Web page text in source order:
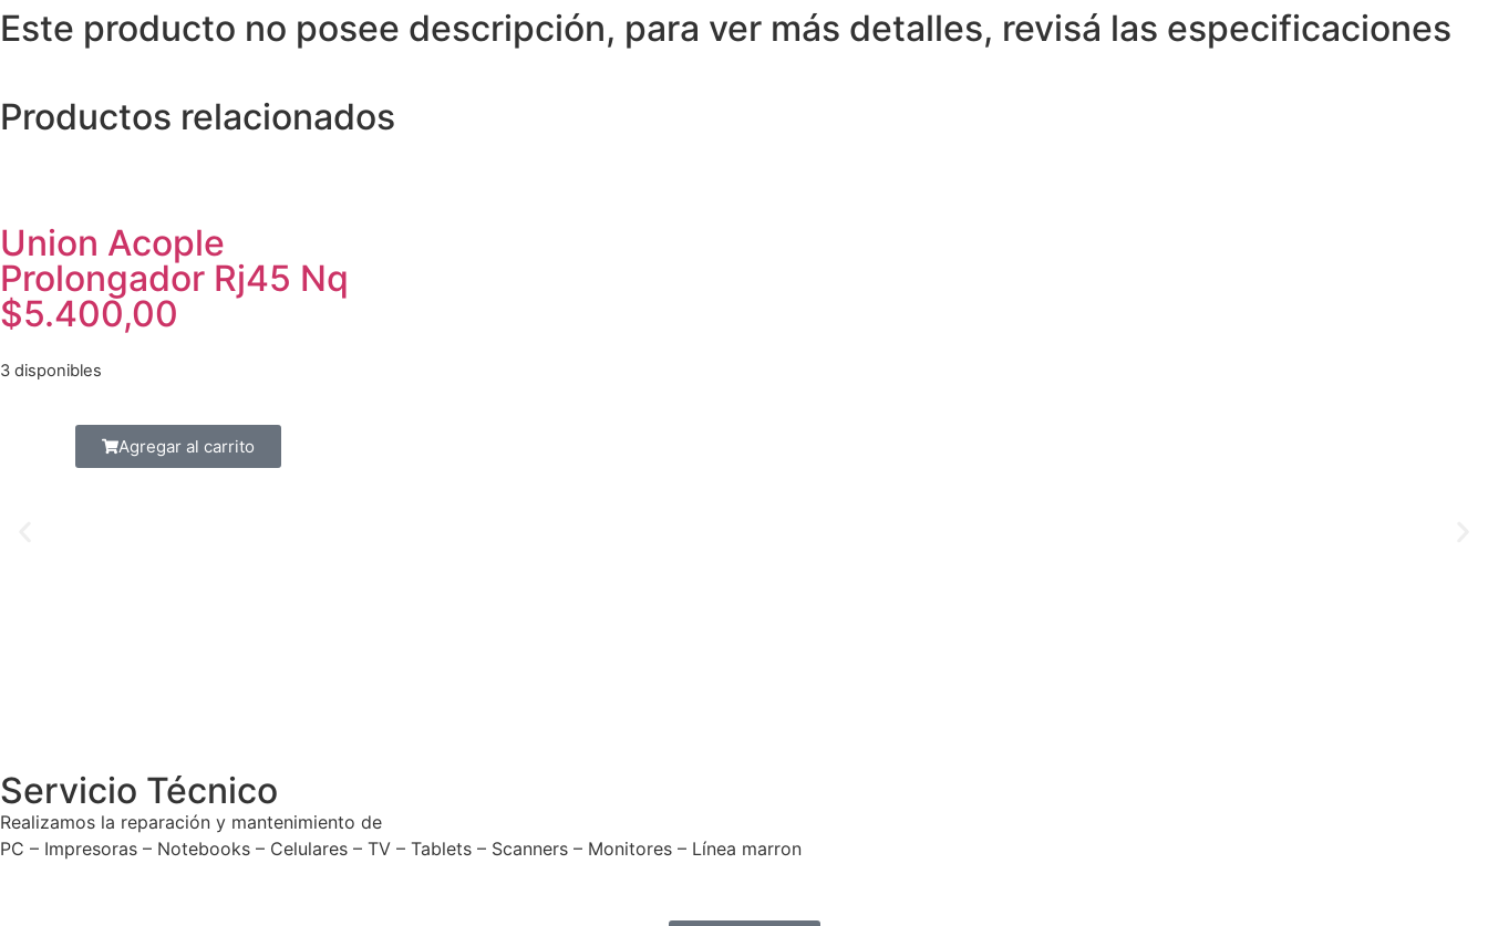
Este producto no posee descripción, para ver más detalles, revisá las especificaciones
Productos relacionados
Union Acople
Prolongador Rj45 Nq
$5.400,00
3 disponibles
Agregar al carrito
Servicio Técnico
Realizamos la reparación y mantenimiento de
PC – Impresoras – Notebooks – Celulares – TV – Tablets – Scanners – Monitores – Línea marron